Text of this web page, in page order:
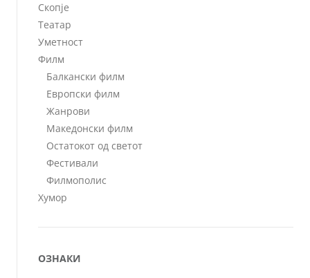
Скопје
Театар
Уметност
Филм
Балкански филм
Европски филм
Жанрови
Македонски филм
Остатокот од светот
Фестивали
Филмополис
Хумор
ОЗНАКИ